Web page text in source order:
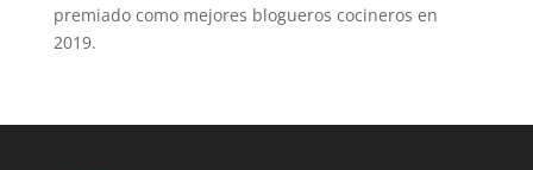
premiado como mejores blogueros cocineros en
2019.